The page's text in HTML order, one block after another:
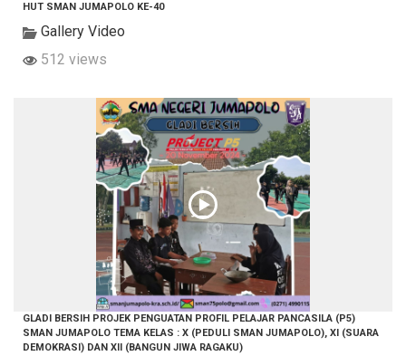
HUT SMAN JUMAPOLO KE-40
Gallery Video
512 views
GLADI BERSIH PROJEK PENGUATAN PROFIL PELAJAR PANCASILA (P5)
SMAN JUMAPOLO TEMA KELAS : X (PEDULI SMAN JUMAPOLO), XI (SUARA
DEMOKRASI) DAN XII (BANGUN JIWA RAGAKU)